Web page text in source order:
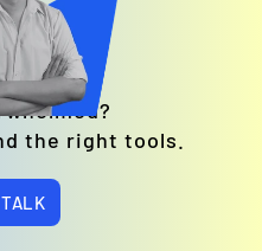
the right tools.